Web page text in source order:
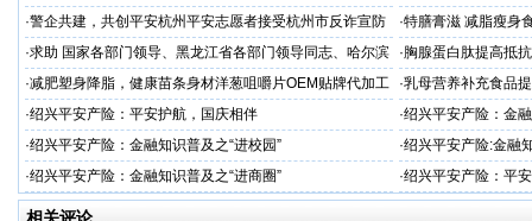
品牌" 户体验
·警企共建，共创平安杭州平安志愿者接受杭州市反诈宣防
人才专项培训
·特膳膏滋 减脂瘦身
务商
·求助 国家各部门领导、黑龙江省各部门领导同志、哈尔滨
市公安局长
· 胸腺蛋白肽提高抵
服务商
·减肥塑身降脂，健康苗条身材洋葱咀嚼片OEM贴牌代加工
服务商
·乳母营养补充食品
工
·绍兴平安产险：平安护航，国庆相伴 ·绍兴平安产险：金
·绍兴平安产险：金融知识普及之“进校园” ·绍兴平安产险:金融
·绍兴平安产险：金融知识普及之“进商圈” ·绍兴平安产险：平
护航绿色储能产业创